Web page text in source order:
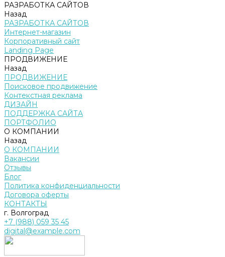
РАЗРАБОТКА САЙТОВ
Назад
РАЗРАБОТКА САЙТОВ
Интернет-магазин
Корпоративный сайт
Landing Page
ПРОДВИЖЕНИЕ
Назад
ПРОДВИЖЕНИЕ
Поисковое продвижение
Контекстная реклама
ДИЗАЙН
ПОДДЕРЖКА САЙТА
ПОРТФОЛИО
О КОМПАНИИ
Назад
О КОМПАНИИ
Вакансии
Отзывы
Блог
Политика конфиденциальности
Договора оферты
КОНТАКТЫ
г. Волгоград
+7 (988) 059 35 45
digital@example.com